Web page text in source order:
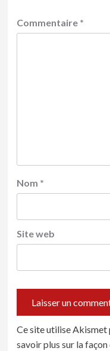
Commentaire *
Nom *
Site web
Ce site utilise Akismet
savoir plus sur la